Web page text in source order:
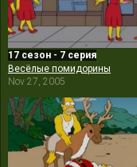
17 сезон - 7 серия
Весёлые помидорины
Nov 27, 2005